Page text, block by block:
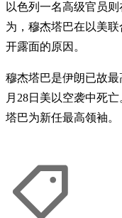
以色列一名高级官员
为，穆杰塔巴在以美
开露面的原因。
穆杰塔巴是伊朗已故
月28日美以空袭中死
塔巴为新任最高领袖。